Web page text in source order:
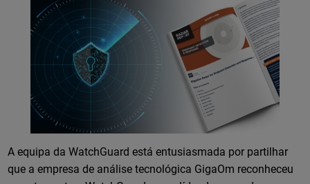
A equipa da WatchGuard está entusiasmada por partilhar
que a empresa de análise tecnológica GigaOm reconheceu